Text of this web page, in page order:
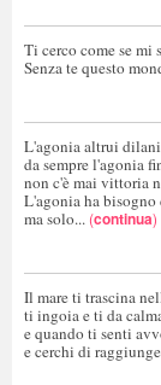
Ti cerco come se mi
Senza te questo
L'agonia altrui
da sempre l'agonia
non c'è mai vittoria
L'agonia ha
ma solo... (continua)
Il mare ti trascina
ti ingoia e ti da
e quando ti senti
e cerchi di